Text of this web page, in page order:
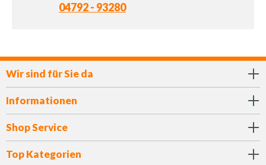
04792 - 93280
Wir sind für Sie da
Informationen
Shop Service
Top Kategorien